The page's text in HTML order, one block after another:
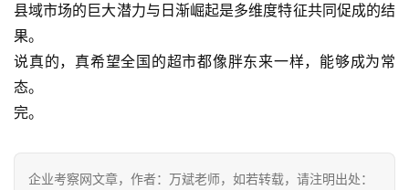
县域市场的巨大潜力与日渐崛起是多维度特征共同促成的结
果。
说真的，真希望全国的超市都像胖东来一样，能够成为常
态。
完。
企业考察网文章，作者：万斌老师，如若转载，请注明出处：